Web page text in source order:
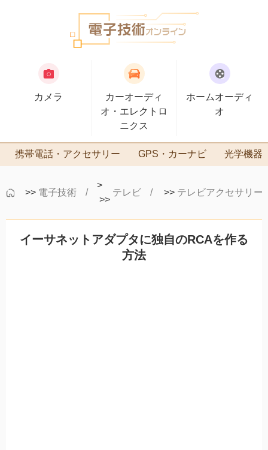
カメラ
カーオーディ
オ・エレクトロ
ニクス
ホームオーディ
オ
携帯電話・アクセサリー GPS・カーナビ 光学機器
>> 電子技術
>
>>
テレビ >> テレビアクセサリー
イーサネットアダプタに独自のRCAを作る
方法